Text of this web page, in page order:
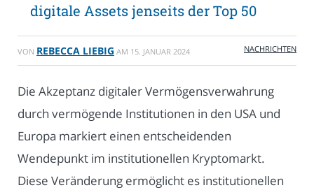
digitale Assets jenseits der Top 50
VON REBECCA LIEBIG AM 15. JANUAR 2024 NACHRICHTEN
Die Akzeptanz digitaler Vermögensverwahrung
durch vermögende Institutionen in den USA und
Europa markiert einen entscheidenden
Wendepunkt im institutionellen Kryptomarkt.
Diese Veränderung ermöglicht es institutionellen